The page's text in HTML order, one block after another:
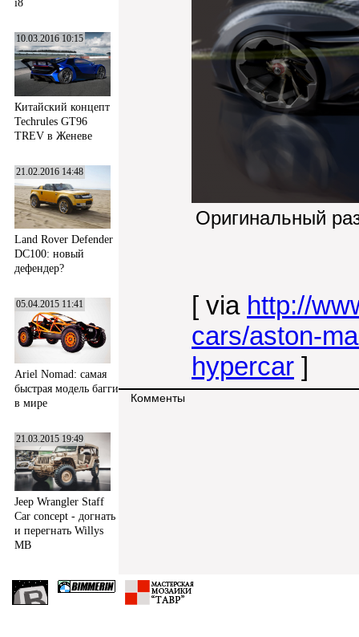
i8
10.03.2016 10:15
Китайский концепт
Techrules GT96
TREV в Женеве
21.02.2016 14:48
Land Rover Defender
DC100: новый
дефендер?
05.04.2015 11:41
Ariel Nomad: самая
быстрая модель багги
в мире
21.03.2015 19:49
Jeep Wrangler Staff
Car concept - догнать
и перегнать Willys
MB
Оригинальный
[ via http://
cars/aston-
hypercar ]
Комменты